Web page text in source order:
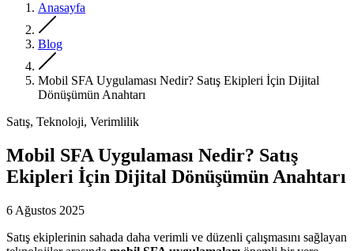
Anasayfa
Blog
Mobil SFA Uygulaması Nedir? Satış Ekipleri İçin Dijital
Dönüşümün Anahtarı
Satış, Teknoloji, Verimlilik
Mobil SFA Uygulaması Nedir? Satış
Ekipleri İçin Dijital Dönüşümün Anahtarı
6 Ağustos 2025
Satış ekiplerinin sahada daha verimli ve düzenli çalışmasını sağlayan